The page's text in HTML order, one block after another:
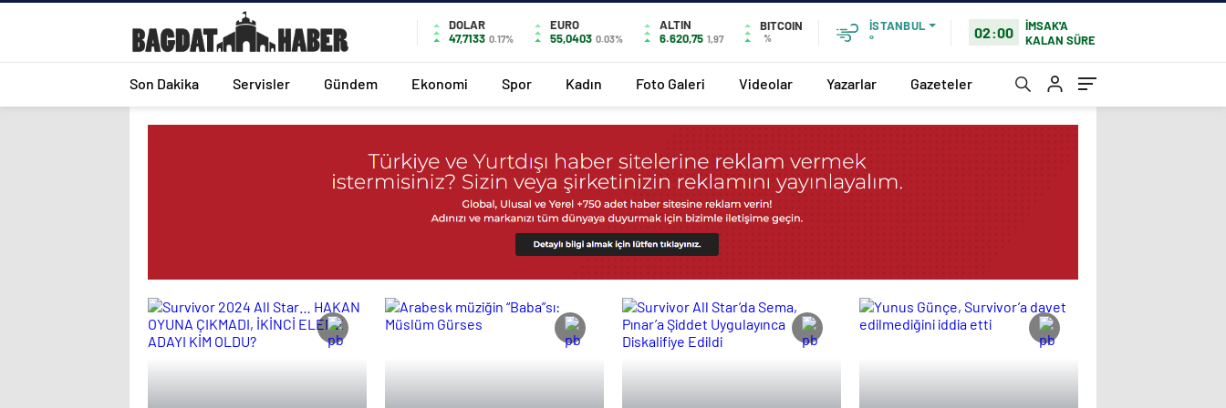
DOLAR
47,7133 0.17%
EURO
55,0403 0.03%
ALTIN
6.620,75 1,97
BITCOIN
%
İSTANBUL
°
02:00
İMSAK'A
KALAN SÜRE
Son Dakika Servisler Gündem Ekonomi Spor Kadın Foto Galeri Videolar Yazarlar Gazeteler